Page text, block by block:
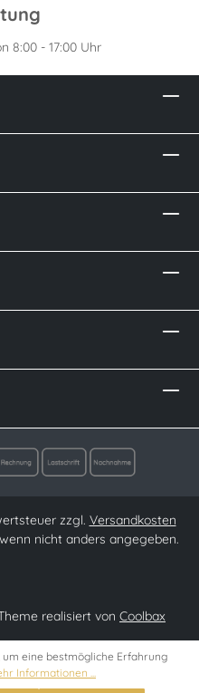
8:00 - 17:00 Uhr
zzgl. Versandkosten
nicht anders angegeben.
realisiert von Coolbax
eine bestmögliche Erfahrung
Informationen ...